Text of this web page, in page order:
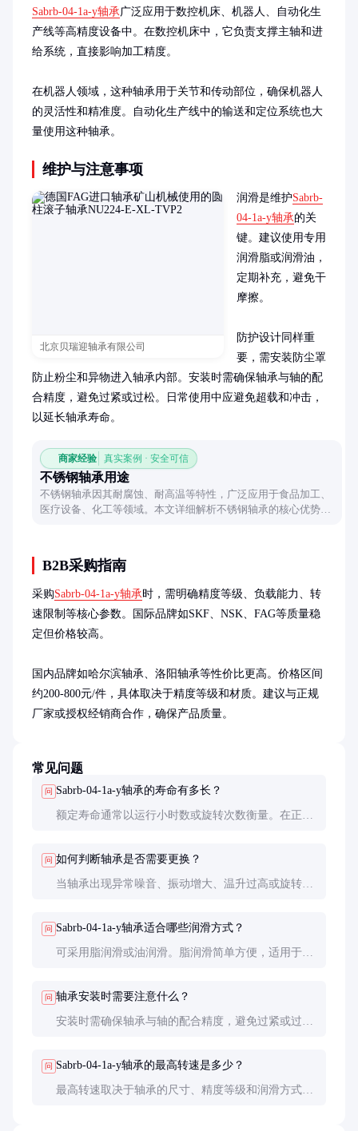
Sabrb-04-1a-y轴承广泛应用于数控机床、机器人、自动化生
产线等高精度设备中。在数控机床中，它负责支撑主轴和进
给系统，直接影响加工精度。
在机器人领域，这种轴承用于关节和传动部位，确保机器人
的灵活性和精准度。自动化生产线中的输送和定位系统也大
量使用这种轴承。
维护与注意事项
北京贝瑞迎轴承有限公司
润滑是维护Sabrb-
04-1a-y轴承的关
键。建议使用专用
润滑脂或润滑油，
定期补充，避免干
摩擦。
防护设计同样重
要，需安装防尘罩
防止粉尘和异物进入轴承内部。安装时需确保轴承与轴的配
合精度，避免过紧或过松。日常使用中应避免超载和冲击，
以延长轴承寿命。
商家经验 真实案例 · 安全可信
不锈钢轴承用途
不锈钢轴承因其耐腐蚀、耐高温等特性，广泛应用于食品加工、
医疗设备、化工等领域。本文详细解析不锈钢轴承的核心优势及
B2B采购指南
采购Sabrb-04-1a-y轴承时，需明确精度等级、负载能力、转
速限制等核心参数。国际品牌如SKF、NSK、FAG等质量稳
定但价格较高。
国内品牌如哈尔滨轴承、洛阳轴承等性价比更高。价格区间
约200-800元/件，具体取决于精度等级和材质。建议与正规
厂家或授权经销商合作，确保产品质量。
常见问题
问 Sabrb-04-1a-y轴承的寿命有多长？
额定寿命通常以运行小时数或旋转次数衡量。在正确
问 如何判断轴承是否需要更换？
当轴承出现异常噪音、振动增大、温升过高或旋转不
问 Sabrb-04-1a-y轴承适合哪些润滑方式？
可采用脂润滑或油润滑。脂润滑简单方便，适用于中
问 轴承安装时需要注意什么？
安装时需确保轴承与轴的配合精度，避免过紧或过
问 Sabrb-04-1a-y轴承的最高转速是多少？
最高转速取决于轴承的尺寸、精度等级和润滑方式。